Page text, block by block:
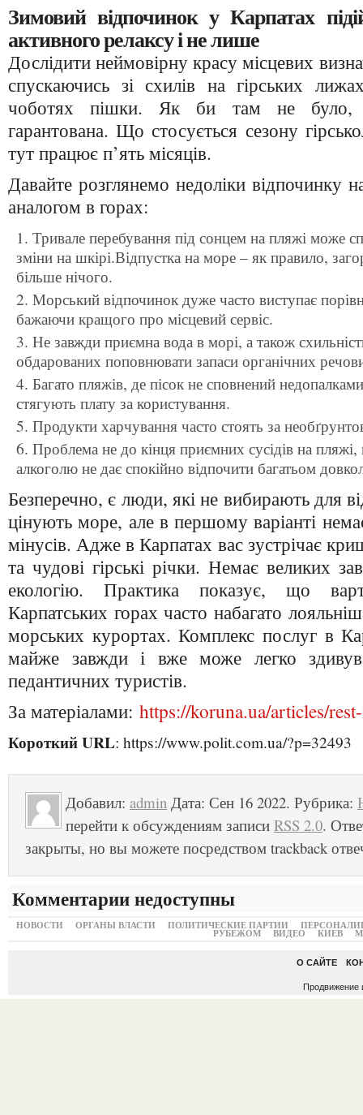
Зимовий відпочинок у Карпатах
активного релаксу і не лише
Дослідити неймовірну красу місцевих
спускаючись зі схилів на гірських
чоботях пішки. Як би там не було,
гарантована. Що стосується сезону
тут працює п’ять місяців.
Давайте розглянемо недоліки відпочинку
аналогом в горах:
Тривале перебування під сонцем на пляжі може
зміни на шкірі.Відпустка на море – як правило,
більше нічого.
Морський відпочинок дуже часто виступає
бажаючи кращого про місцевий сервіс.
Не завжди приємна вода в морі, а також
обдарованих поповнювати запаси органічних
Багато пляжів, де пісок не сповнений
стягують плату за користування.
Продукти харчування часто стоять за
Проблема не до кінця приємних сусідів на
алкоголю не дає спокійно відпочити багатьом
Безперечно, є люди, які не вибирають для
цінують море, але в першому варіанті
мінусів. Адже в Карпатах вас зустрічає
та чудові гірські річки. Немає великих
екологію. Практика показує, що
Карпатських горах часто набагато
морських курортах. Комплекс послуг в
майже завжди і вже може легко
педантичних туристів.
За матеріалами: https://koruna.ua/articles/
Короткий URL: https://www.polit.com.ua/?p=32493
Добавил: admin Дата: Сен 16 2022. Рубрика:
перейти к обсуждениям записи RSS 2.0.
закрыты, но вы можете посредством trackback
Комментарии недоступны
НОВОСТИ ОРГАНЫ ВЛАСТИ ПОЛИТИЧЕСКИЕ ПАРТИИ
РУБЕЖОМ ВИДЕО КИЕВ
О САЙТЕ
Продвижение